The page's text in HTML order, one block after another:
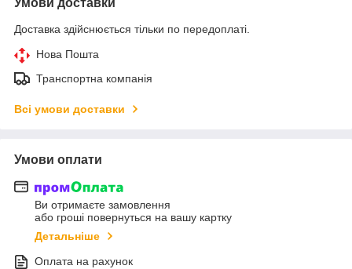
Доставка здійснюється тільки по передоплаті.
Нова Пошта
Транспортна компанія
Всі умови доставки
Умови оплати
Ви отримаєте замовлення
або гроші повернуться на вашу картку
Детальніше
Оплата на рахунок